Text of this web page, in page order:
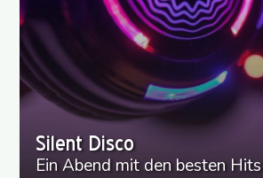
Silent Disco
Ein Abend mit den besten Hits